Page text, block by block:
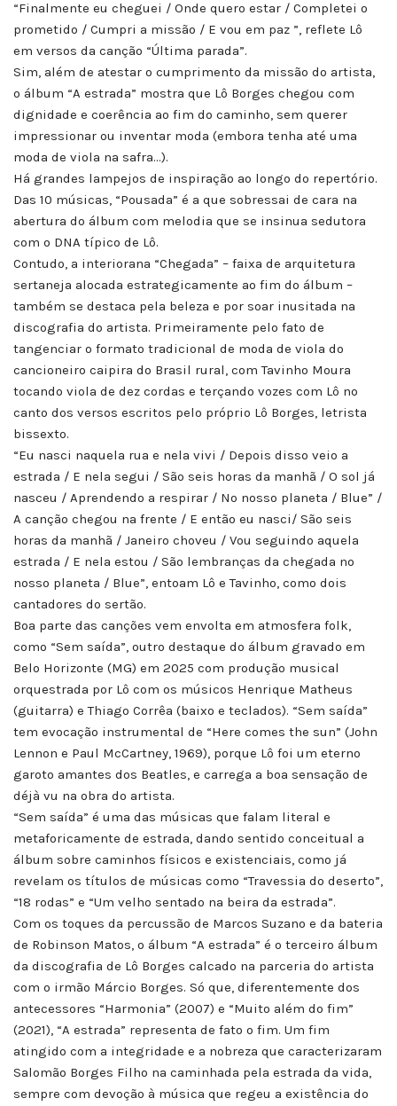
“Finalmente eu cheguei / Onde quero estar / Completei o
prometido / Cumpri a missão / E vou em paz ”, reflete Lô
em versos da canção “Última parada”.
Sim, além de atestar o cumprimento da missão do artista,
o álbum “A estrada” mostra que Lô Borges chegou com
dignidade e coerência ao fim do caminho, sem querer
impressionar ou inventar moda (embora tenha até uma
moda de viola na safra…).
Há grandes lampejos de inspiração ao longo do repertório.
Das 10 músicas, “Pousada” é a que sobressai de cara na
abertura do álbum com melodia que se insinua sedutora
com o DNA típico de Lô.
Contudo, a interiorana “Chegada” – faixa de arquitetura
sertaneja alocada estrategicamente ao fim do álbum –
também se destaca pela beleza e por soar inusitada na
discografia do artista. Primeiramente pelo fato de
tangenciar o formato tradicional de moda de viola do
cancioneiro caipira do Brasil rural, com Tavinho Moura
tocando viola de dez cordas e terçando vozes com Lô no
canto dos versos escritos pelo próprio Lô Borges, letrista
bissexto.
“Eu nasci naquela rua e nela vivi / Depois disso veio a
estrada / E nela segui / São seis horas da manhã / O sol já
nasceu / Aprendendo a respirar / No nosso planeta / Blue” /
A canção chegou na frente / E então eu nasci/ São seis
horas da manhã / Janeiro choveu / Vou seguindo aquela
estrada / E nela estou / São lembranças da chegada no
nosso planeta / Blue”, entoam Lô e Tavinho, como dois
cantadores do sertão.
Boa parte das canções vem envolta em atmosfera folk,
como “Sem saída”, outro destaque do álbum gravado em
Belo Horizonte (MG) em 2025 com produção musical
orquestrada por Lô com os músicos Henrique Matheus
(guitarra) e Thiago Corrêa (baixo e teclados). “Sem saída”
tem evocação instrumental de “Here comes the sun” (John
Lennon e Paul McCartney, 1969), porque Lô foi um eterno
garoto amantes dos Beatles, e carrega a boa sensação de
déjà vu na obra do artista.
“Sem saída” é uma das músicas que falam literal e
metaforicamente de estrada, dando sentido conceitual a
álbum sobre caminhos físicos e existenciais, como já
revelam os títulos de músicas como “Travessia do deserto”,
“18 rodas” e “Um velho sentado na beira da estrada”.
Com os toques da percussão de Marcos Suzano e da bateria
de Robinson Matos, o álbum “A estrada” é o terceiro álbum
da discografia de Lô Borges calcado na parceria do artista
com o irmão Márcio Borges. Só que, diferentemente dos
antecessores “Harmonia” (2007) e “Muito além do fim”
(2021), “A estrada” representa de fato o fim. Um fim
atingido com a integridade e a nobreza que caracterizaram
Salomão Borges Filho na caminhada pela estrada da vida,
sempre com devoção à música que regeu a existência do